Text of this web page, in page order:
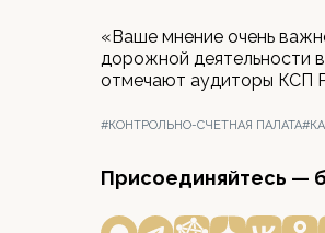
«Ваше мнение очень
дорожной деятельности
отмечают аудиторы КСП
#КОНТРОЛЬНО-СЧЕТНАЯ ПАЛАТА
Присоединяйтесь —